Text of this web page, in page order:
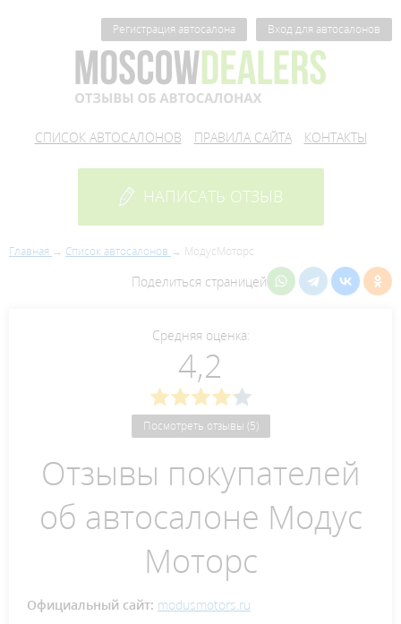
Регистрация автосалона Вход для автосалонов
СПИСОК АВТОСАЛОНОВ ПРАВИЛА САЙТА КОНТАКТЫ
НАПИСАТЬ ОТЗЫВ
Главная Список автосалонов МодусМоторс
Поделиться страницей
Средняя оценка:
4,2
Посмотреть отзывы (5)
Отзывы покупателей
об автосалоне Модус
Моторс
Официальный сайт: modusmotors.ru